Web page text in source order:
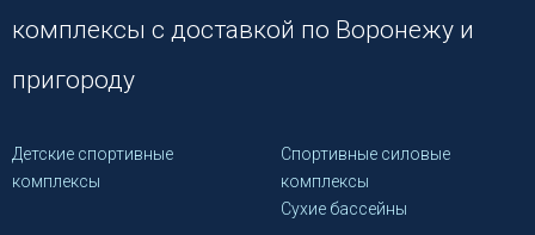
комплексы с доставкой по Воронежу и
пригороду
Детские спортивные
комплексы
Спортивные силовые
комплексы
Сухие бассейны